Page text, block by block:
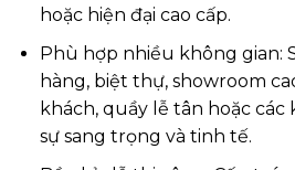
hoặc hiện đại cao cấp.
Phù hợp nhiều không gian:
hàng, biệt thự, showroom
khách, quầy lễ tân hoặc
sự sang trọng và tinh tế.